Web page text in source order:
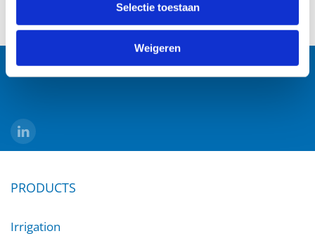
Selectie toestaan
Weigeren
Follow us:
PRODUCTS
Irrigation